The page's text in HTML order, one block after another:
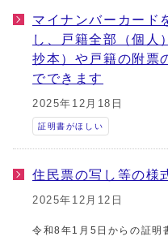
マイナンバーカード
し、戸籍全部（個人
抄本）や戸籍の附票
でできます
2025年12月18日
証明書がほしい
住民票の写し等の様
2025年12月12日
令和8年1月5日からの証明